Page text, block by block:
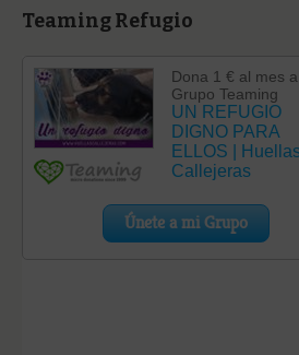
Teaming Refugio